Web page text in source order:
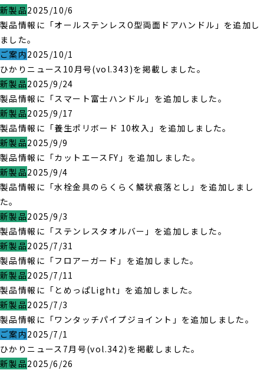
新製品2025/10/6
製品情報に「オールステンレスO型両面ドアハンドル」を追加し
ました。
ご案内2025/10/1
ひかりニュース10月号(vol.343)を掲載しました。
新製品2025/9/24
製品情報に「スマート富士ハンドル」を追加しました。
新製品2025/9/17
製品情報に「養生ポリボード 10枚入」を追加しました。
新製品2025/9/9
製品情報に「カットエースFY」を追加しました。
新製品2025/9/4
製品情報に「水栓金具のらくらく鱗状痕落とし」を追加しまし
た。
新製品2025/9/3
製品情報に「ステンレスタオルバー」を追加しました。
新製品2025/7/31
製品情報に「フロアーガード」を追加しました。
新製品2025/7/11
製品情報に「とめっぱLight」を追加しました。
新製品2025/7/3
製品情報に「ワンタッチパイプジョイント」を追加しました。
ご案内2025/7/1
ひかりニュース7月号(vol.342)を掲載しました。
新製品2025/6/26